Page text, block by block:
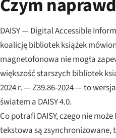
Czym
DAISY — Digital Accessible
koalicję bibliotek książek
magnetofonowa nie mogła
większość starszych bibliotek
2024 r. — Z39.86-2024 — to
światem a DAISY 4.0.
Co potrafi DAISY, czego nie może
tekstowa są zsynchronizowane,